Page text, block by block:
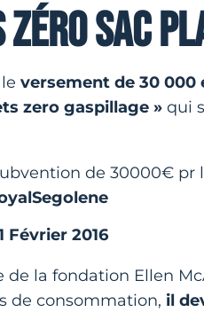
SAC
versement de 30 000
zero gaspillage » qui
de 30000€ pr
Février 2016
la fondation Ellen
de consommation, il